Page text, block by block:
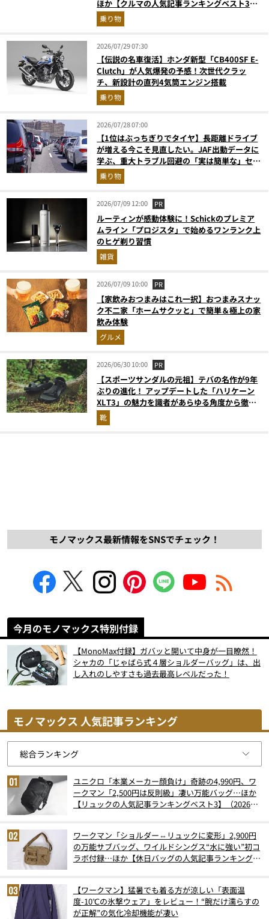
ほか【クルマの人気記事ランキングベスト3】
（2026年6月版）
乗り物
2026/07/29 07:30
【伝説の名車復活】ホンダ新型「CB400SF E-
Clutch」が人気爆発の予感！次世代クラッ
チ、新設計の直列4気筒エンジン搭載
乗り物
2026/07/28 07:00
【1位はぶっちぎりでタイヤ】長距離ドライブ
が増える今こそ見直したい。JAF出動データに
学ぶ、重大トラブル回避の「実は簡単な」セル
フメンテ術
乗り物
2026/07/09 12:00 PR
ルーティンが感動体験に！Schickのプレミア
ムライン「プロジスタ」で始めるワンランク上
のヒゲ剃り習慣
雑貨
2026/07/09 10:00 PR
【家飲みおつまみはこれ一択】おつまみスナッ
ク不二家「ホームサクッと」で簡単＆極上の家
飲み体験
グルメ
2026/06/30 10:00 PR
【スポーツサンダルの元祖】テバの名作が9年
ぶりの進化！ アップデートした「ハリケーン
XLT3」の魅力を識者があらゆる角度から徹底
解説！
靴
モノマックス最新情報をSNSでチェック！
今月のモノマックス特別付録
【MonoMax付録】ガバッと開いて中身が一目瞭然！
シャカの「じゃばら式４層ショルダーバッグ」は、出
し入れのしやすさも過去最高レベルだった！
モノマックス 人気記事ランキング
ユニクロ「本業メーカー顔負け」奇跡の4,990円、ワ
ークマン「2,500円は反則級」凄い万能バッグ…ほか
【リュックの人気記事ランキングベスト3】（2026年
ワークマン「ショルダー⇔リュックに変形」2,900円
の万能サブバッグ、ワイルドシングス“水に強い”初コ
ラボ付録…ほか【休日バッグの人気記事ランキングベ
【ワークマン】猛暑でも着る方が涼しい「表面温
度-10℃の氷撃ウェア」をレビュー！“腕だけ濡らすの
が正解”の気化冷却機能が凄い